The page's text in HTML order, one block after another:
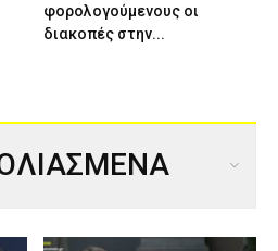
φορολογούμενους οι
διακοπές στην...